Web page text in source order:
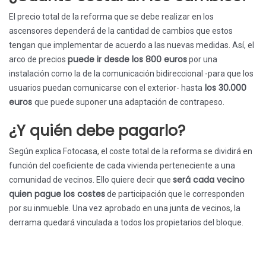
El precio total de la reforma que se debe realizar en los
ascensores dependerá de la cantidad de cambios que estos
tengan que implementar de acuerdo a las nuevas medidas. Así, el
arco de precios puede ir desde los 800 eurospor una
instalación como la de la comunicación bidireccional -para que los
usuarios puedan comunicarse con el exterior- hasta los 30.000
euros que puede suponer una adaptación de contrapeso.
¿Y quién debe pagarlo?
Según explica Fotocasa, el coste total de la reforma se dividirá en
función del coeficiente de cada vivienda perteneciente a una
comunidad de vecinos. Ello quiere decir que será cada vecino
quien pague los costesde participación que le corresponden
por su inmueble. Una vez aprobado en una junta de vecinos, la
derrama quedará vinculada a todos los propietarios del bloque.